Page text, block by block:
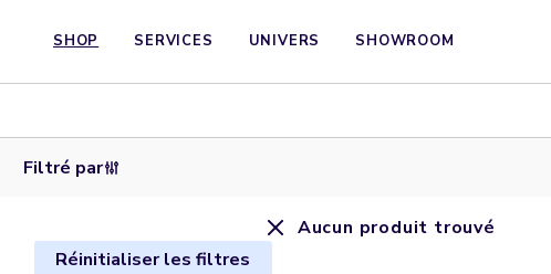
SHOP SERVICES UNIVERS SHOWROOM
Filtré par
Réinitialiser les filtres
Aucun produit trouvé